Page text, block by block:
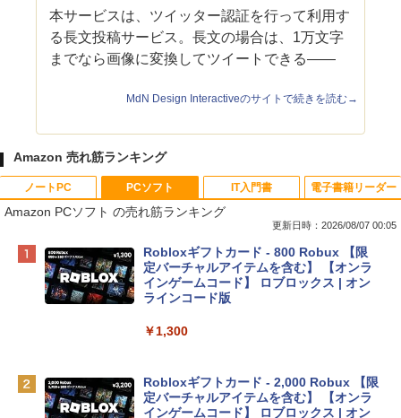
本サービスは、ツイッター認証を行って利用す
る長文投稿サービス。長文の場合は、1万文字
までなら画像に変換してツイートできる――
MdN Design Interactiveのサイトで続きを読む→
Amazon 売れ筋ランキング
ノートPC
Apple 2026 MacBook Neo A18 Proチッ
プ搭載13インチノートブック：AIとAppl
e Intelligence、Liquid Retinaディスプ
レイ、8GBメモリ、512GB SSD、1080p
ィゴ + 3年延長 AppleCare+ for 13インチ
￥162,598
PCソフト
Amazon PCソフト の売れ筋ランキング
更新日時：2026/08/07 00:05
Robloxギフトカード - 800 Robux 【限
定バーチャルアイテムを含む】 【オンラ
インゲームコード】 ロブロックス | オン
ラインコード版
￥1,300
Robloxギフトカード - 2,000 Robux 【限
定バーチャルアイテムを含む】 【オンラ
インゲームコード】 ロブロックス | オン
IT入門書 電子書籍リーダー